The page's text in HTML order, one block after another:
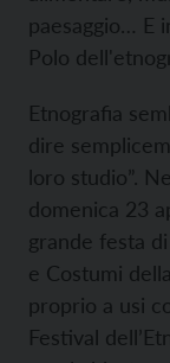
paesaggio… E
Polo
Etnografia
dire
loro studio”.
domenica 23
grande festa
e Costumi
proprio a usi
Festival